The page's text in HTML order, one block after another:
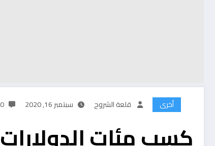
أخرى قلعة الشروح سبتمبر 16, 2020 0 تعليقات